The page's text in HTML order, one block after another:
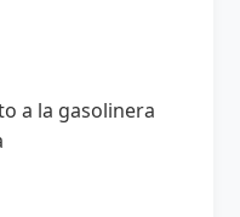
a la gasolinera